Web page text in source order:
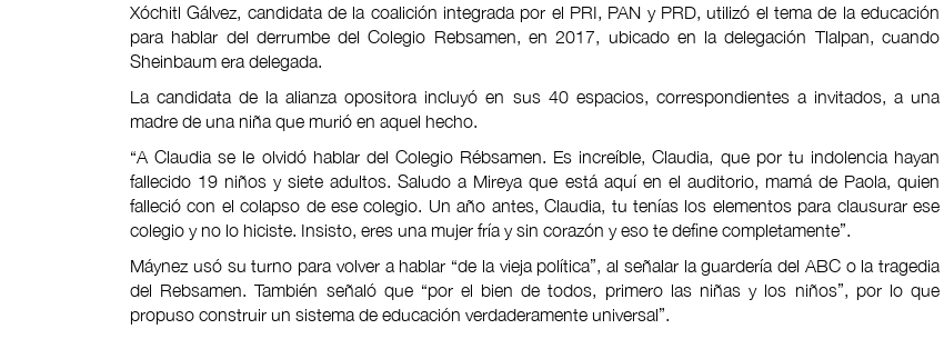
Xóchitl Gálvez, candidata de la coalición integrada por el PRI, PAN y PRD, utilizó el tema de la educación
para hablar del derrumbe del Colegio Rebsamen, en 2017, ubicado en la delegación Tlalpan, cuando
Sheinbaum era delegada.
La candidata de la alianza opositora incluyó en sus 40 espacios, correspondientes a invitados, a una
madre de una niña que murió en aquel hecho.
“A Claudia se le olvidó hablar del Colegio Rébsamen. Es increíble, Claudia, que por tu indolencia hayan
fallecido 19 niños y siete adultos. Saludo a Mireya que está aquí en el auditorio, mamá de Paola, quien
falleció con el colapso de ese colegio. Un año antes, Claudia, tu tenías los elementos para clausurar ese
colegio y no lo hiciste. Insisto, eres una mujer fría y sin corazón y eso te define completamente”.
Máynez usó su turno para volver a hablar “de la vieja política”, al señalar la guardería del ABC o la tragedia
del Rebsamen. También señaló que “por el bien de todos, primero las niñas y los niños”, por lo que
propuso construir un sistema de educación verdaderamente universal”.